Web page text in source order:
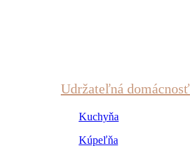
Udržateľná domácnosť
Kuchyňa
Kúpeľňa